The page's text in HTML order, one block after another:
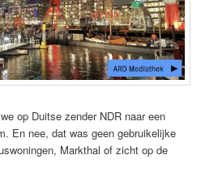
op Duitse zender NDR naar een
En nee, dat was geen gebruikelijke
Markthal of zicht op de